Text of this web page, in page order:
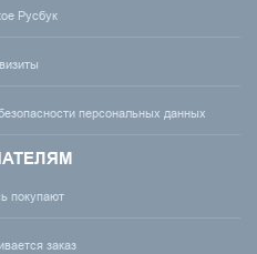
Русбук
персональных данных
покупают
заказ